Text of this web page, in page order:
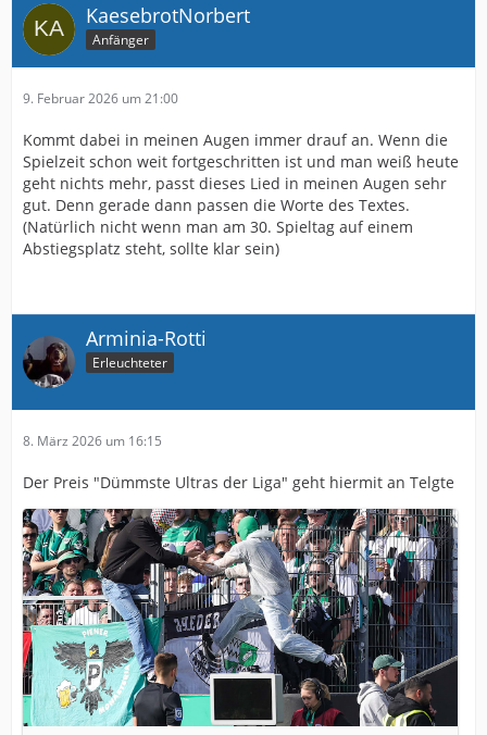
KaesebrotNorbert
Anfänger
9. Februar 2026 um 21:00
Kommt dabei in meinen Augen immer drauf an. Wenn die
Spielzeit schon weit fortgeschritten ist und man weiß heute
geht nichts mehr, passt dieses Lied in meinen Augen sehr
gut. Denn gerade dann passen die Worte des Textes.
(Natürlich nicht wenn man am 30. Spieltag auf einem
Abstiegsplatz steht, sollte klar sein)
Arminia-Rotti
Erleuchteter
8. März 2026 um 16:15
Der Preis "Dümmste Ultras der Liga" geht hiermit an Telgte